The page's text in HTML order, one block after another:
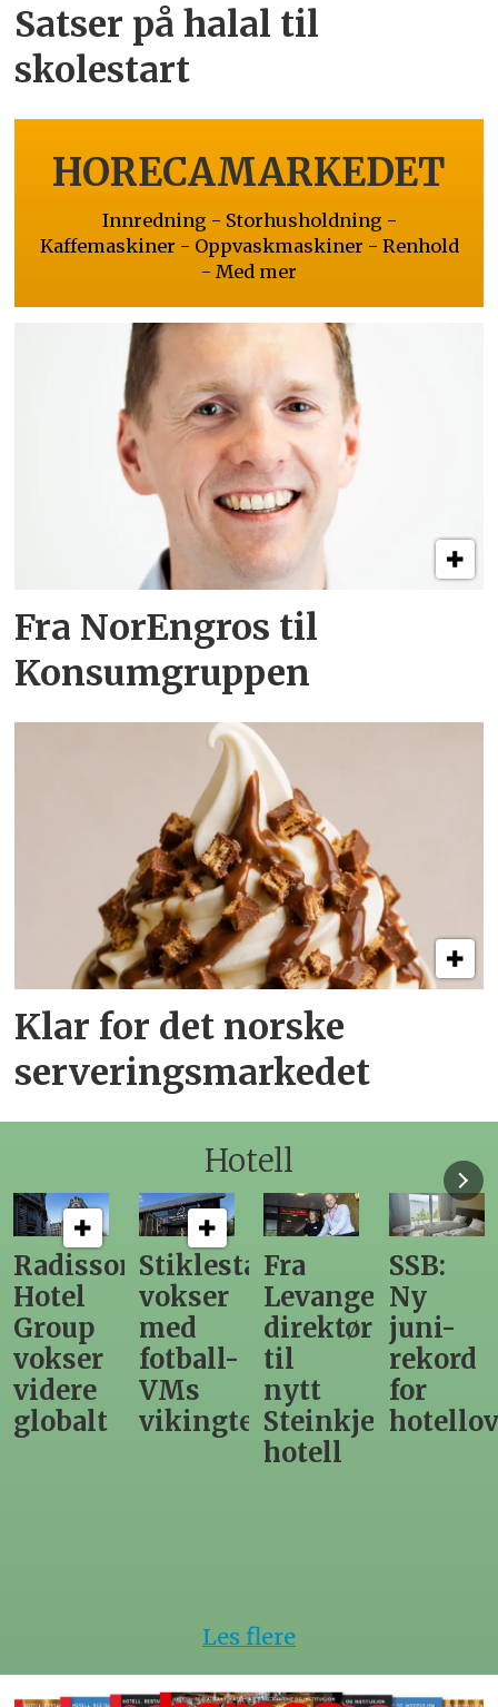
Satser på halal til
skolestart
HORECAMARKEDET
Innredning - Storhusholdning -
Kaffemaskiner - Oppvaskmaskiner - Renhold
- Med mer
Fra NorEngros til
Konsumgruppen
Klar for det norske
serveringsmarkedet
Hotell
Stiklestad
vokser
med
fotball-
VMs
vikingtematikk
Fra
Levanger-
direktør
til
nytt
Steinkjer-
SSB:
Ny
juni-
rekord
for
Elendig
gir
utslag
for
Les flere